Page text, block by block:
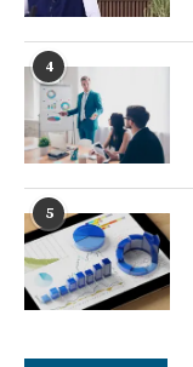
4
5